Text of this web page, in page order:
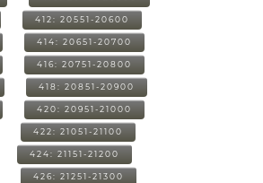
412: 20551-20600
414: 20651-20700
416: 20751-20800
418: 20851-20900
420: 20951-21000
422: 21051-21100
424: 21151-21200
426: 21251-21300